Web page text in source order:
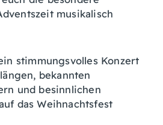
musikalisch
stimmungsvolles Konzert
bekannten
und besinnlichen
das Weihnachtsfest